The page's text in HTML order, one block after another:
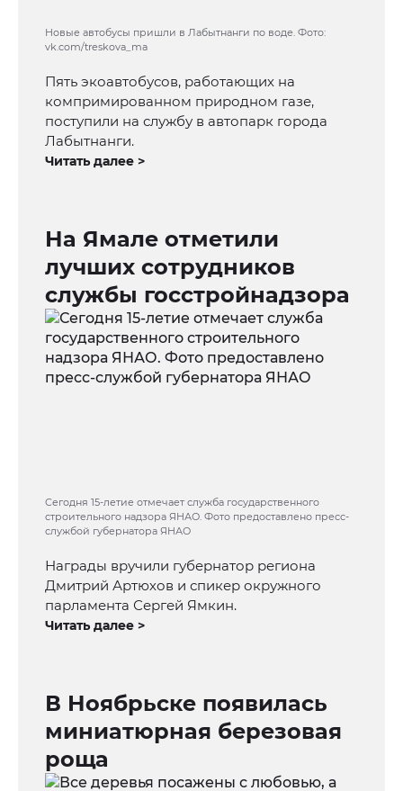
Новые автобусы пришли в Лабытнанги по воде. Фото:
vk.com/treskova_ma
Пять экоавтобусов, работающих на
компримированном природном газе,
поступили на службу в автопарк города
Лабытнанги.
Читать далее >
На Ямале отметили
лучших сотрудников
службы госстройнадзора
Сегодня 15-летие отмечает служба государственного
строительного надзора ЯНАО. Фото предоставлено пресс-
службой губернатора ЯНАО
Награды вручили губернатор региона
Дмитрий Артюхов и спикер окружного
парламента Сергей Ямкин.
Читать далее >
В Ноябрьске появилась
миниатюрная березовая
роща